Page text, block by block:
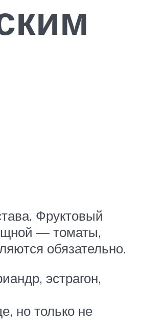
Фруктовый
— томаты,
обязательно.
эстрагон,
но только не